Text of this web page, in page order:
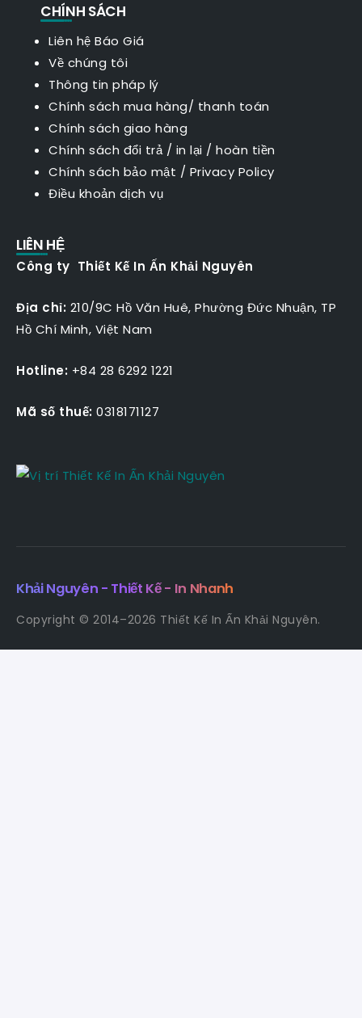
CHÍNH SÁCH
Liên hệ Báo Giá
Về chúng tôi
Thông tin pháp lý
Chính sách mua hàng/ thanh toán
Chính sách giao hàng
Chính sách đổi trả / in lại / hoàn tiền
Chính sách bảo mật / Privacy Policy
Điều khoản dịch vụ
LIÊN HỆ
Công ty Thiết Kế In Ấn Khải Nguyên
Địa chỉ: 210/9C Hồ Văn Huê, Phường Đức Nhuận, TP
Hồ Chí Minh, Việt Nam
Hotline: +84 28 6292 1221
Mã số thuế: 0318171127
Khải Nguyên - Thiết Kế - In Nhanh
Copyright © 2014–2026 Thiết Kế In Ấn Khải Nguyên.